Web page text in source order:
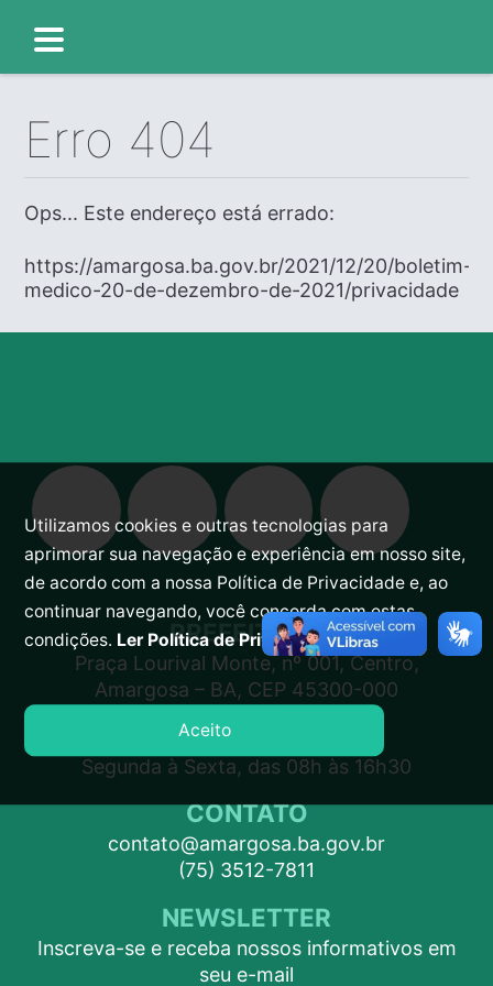
Erro 404
Ops... Este endereço está errado:
https://amargosa.ba.gov.br/2021/12/20/boletim-
medico-20-de-dezembro-de-2021/privacidade
PREFEITURA
Praça Lourival Monte, nº 001, Centro,
Amargosa – BA, CEP 45300-000
ATENDIMENTO
Segunda à Sexta, das 08h às 16h30
CONTATO
contato@amargosa.ba.gov.br
(75) 3512-7811
NEWSLETTER
Inscreva-se e receba nossos informativos em
seu e-mail
Utilizamos cookies e outras tecnologias para
aprimorar sua navegação e experiência em nosso site,
de acordo com a nossa Política de Privacidade e, ao
continuar navegando, você concorda com estas
condições. Ler Política de Privacidade.
Aceito